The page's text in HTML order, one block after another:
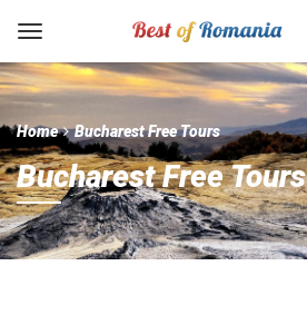
Home Bucharest Free Tours
Bucharest Free Tours